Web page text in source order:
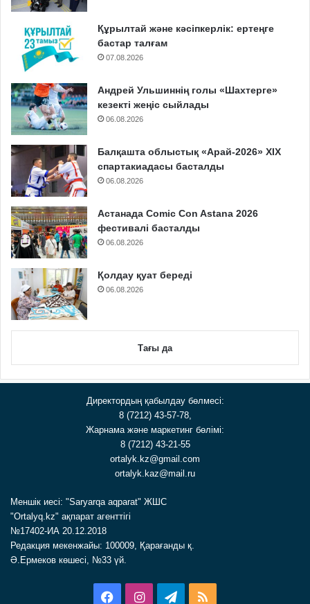
Құрылтай және кәсіпкерлік: ертеңге
бастар талғам
07.08.2026
Андрей Ульшиннің голы «Шахтерге»
кезекті жеңіс сыйлады
06.08.2026
Балқашта облыстық «Арай-2026» XIX
спартакиадасы басталды
06.08.2026
Астанада Comic Con Astana 2026
фестивалі басталды
06.08.2026
Қолдау қуат береді
06.08.2026
Тағы да
Директордың қабылдау бөлмесі:
8 (7212) 43-57-78,
Жарнама және маркетинг бөлімі:
8 (7212) 43-21-55
ortalyk.kz@gmail.com
ortalyk.kaz@mail.ru
Меншік иесі: "Saryarqa aqparat" ЖШС
"Ortalyq.kz" ақпарат агенттігі
№17402-ИА 20.12.2018
Редакция мекенжайы: 100009, Қарағанды қ.
Ә.Ермеков көшесі, №33 үй.
FacebookInstagramTelegram